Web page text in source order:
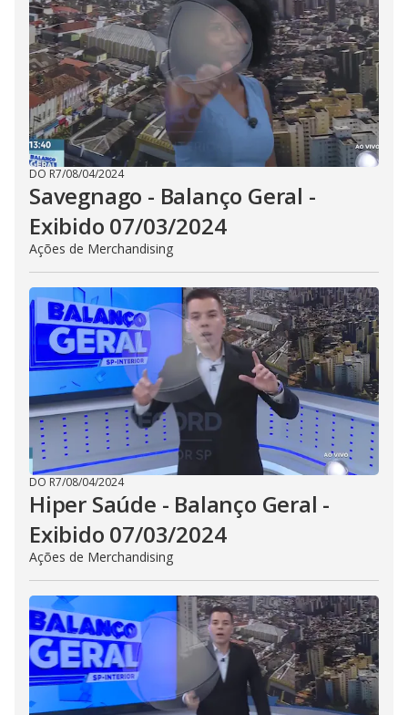
DO R7/08/04/2024
Savegnago - Balanço Geral -
Exibido 07/03/2024
Ações de Merchandising
DO R7/08/04/2024
Hiper Saúde - Balanço Geral -
Exibido 07/03/2024
Ações de Merchandising